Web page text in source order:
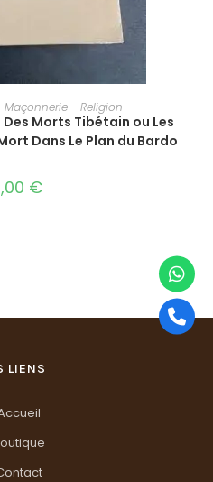
AU PANIER
Maçonnerie - Religion
Morts Tibétain ou Les
Dans Le Plan du Bardo
€
LIENS